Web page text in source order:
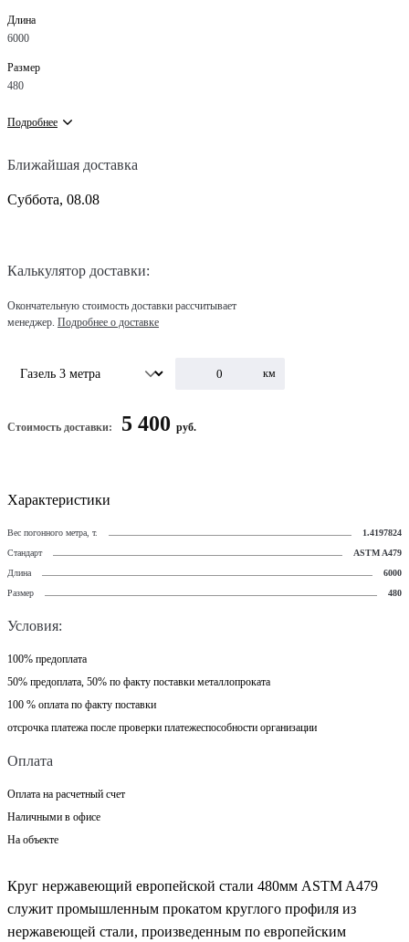
Длина
6000
Размер
480
Подробнее
Ближайшая доставка
Суббота, 08.08
Калькулятор доставки:
Окончательную стоимость доставки рассчитывает
менеджер. Подробнее о доставке
км
Стоимость доставки: 5 400 руб.
Характеристики
Вес погонного метра, т.
1.4197824
Стандарт
ASTM A479
Длина
6000
Размер
480
Условия:
100% предоплата
50% предоплата, 50% по факту поставки металлопроката
100 % оплата по факту поставки
отсрочка платежа после проверки платежеспособности организации
Оплата
Оплата на расчетный счет
Наличными в офисе
На объекте
Круг нержавеющий европейской стали 480мм ASTM A479
служит промышленным прокатом круглого профиля из
нержавеющей стали, произведенным по европейским